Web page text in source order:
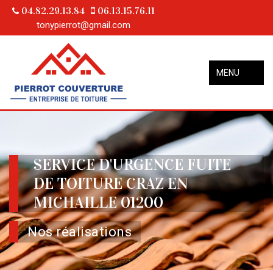
04.82.29.13.84 06.13.15.76.11
tonypierrot@gmail.com
MENU
SERVICE D'URGENCE FUITE
DE TOITURE CRAZ EN
MICHAILLE 01200
Nos réalisations